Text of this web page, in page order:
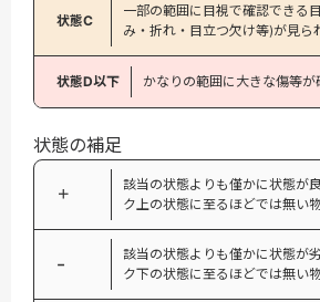
状態C
一部の範囲に目視で確認できる
み・折れ・目立つ欠け等)が見ら
状態D以下 かなりの範囲に大きな傷等が
状態の補足
＋
該当の状態よりも僅かに状態が
ク上の状態に至るほどでは無い物
−
該当の状態よりも僅かに状態が
ク下の状態に至るほどでは無い物